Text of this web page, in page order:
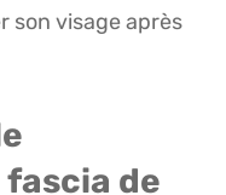
son visage après
de